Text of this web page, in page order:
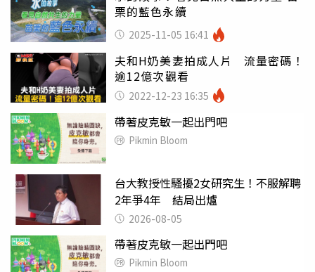
栗的藍色永續
2025-11-05 16:41
夫和H奶美妻拍成人片 流量密碼！
逾12億次觀看
2022-12-23 16:35
帶著皮克敏一起出門吧
Pikmin Bloom
台大教授性騷擾2女研究生！不服解聘
2年爭4年 結局出爐
2026-08-05
帶著皮克敏一起出門吧
Pikmin Bloom